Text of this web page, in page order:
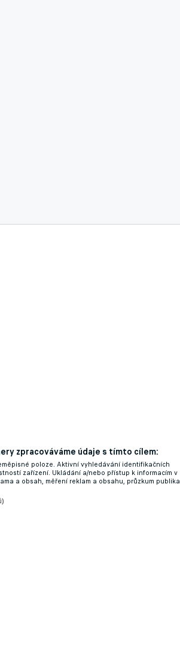
zpracováváme údaje s tímto cílem:
poloze. Aktivní vyhledávání identifikačních
zařízení. Ukládání a/nebo přístup k informacím v
a obsah, měření reklam a obsahu, průzkum publika